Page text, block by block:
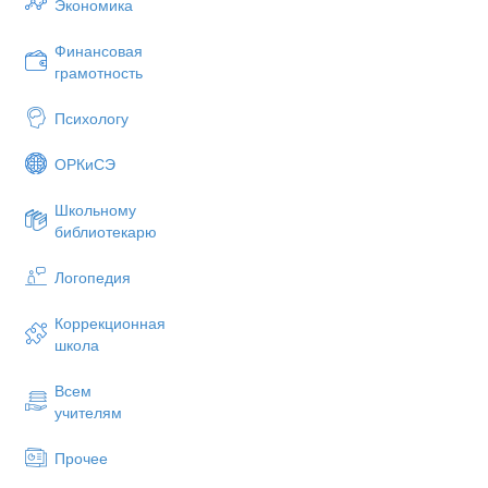
Экономика
Финансовая
грамотность
Психологу
ОРКиСЭ
Школьному
библиотекарю
Логопедия
Коррекционная
школа
Всем
учителям
Прочее